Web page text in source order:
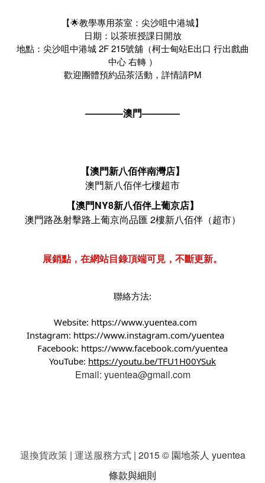
【🌟教學專用茶室：尖沙咀中港城】
日期：以茶班授課日開放
地點：尖沙咀中港城 2F 215號舖（柯士甸站E出口 行出戲曲
中心 右轉 ）
歡迎團體預約品茶活動，詳情請PM
————澳門————
【澳門新八佰伴南灣店】
澳門新八佰伴七樓超市
【澳門NY8新八佰伴上葡京店】
澳門路氹射擊路上葡京尚品匯 2樓新八佰伴（超市）
展銷點，在網站目錄頂端可見，不斷更新。
聯絡方法:
Website: https://www.yuentea.com
Instagram: https://www.instagram.com/yuentea
Facebook: https://www.facebook.com/yuentea
YouTube: https://youtu.be/TFU1H00YSuk
Email: yuentea@gmail.com
退換貨政策| 運送服務方式| 2015 © 園地茶人 yuentea
條款與細則